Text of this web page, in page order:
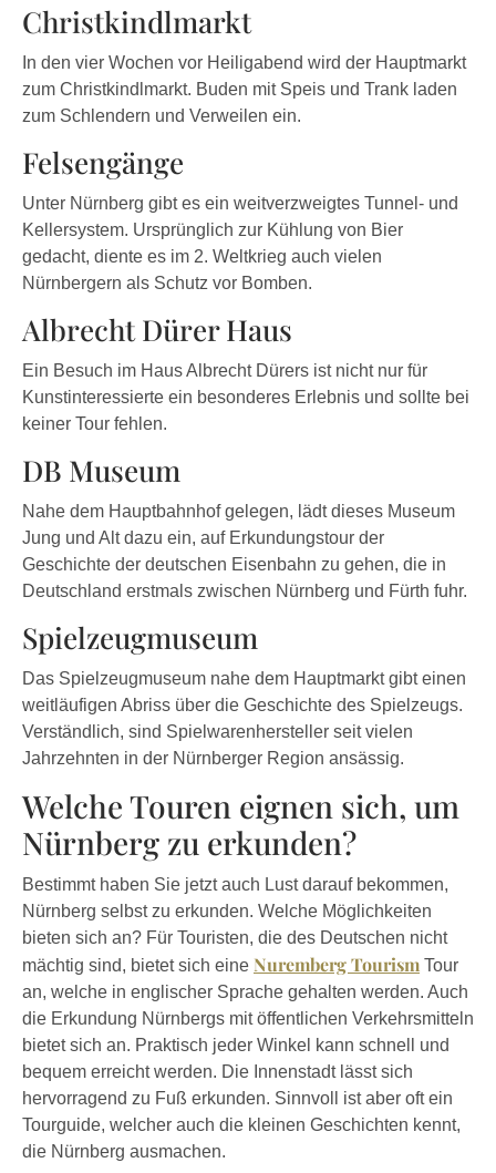
Christkindlmarkt
In den vier Wochen vor Heiligabend wird der Hauptmarkt
zum Christkindlmarkt. Buden mit Speis und Trank laden
zum Schlendern und Verweilen ein.
Felsengänge
Unter Nürnberg gibt es ein weitverzweigtes Tunnel- und
Kellersystem. Ursprünglich zur Kühlung von Bier
gedacht, diente es im 2. Weltkrieg auch vielen
Nürnbergern als Schutz vor Bomben.
Albrecht Dürer Haus
Ein Besuch im Haus Albrecht Dürers ist nicht nur für
Kunstinteressierte ein besonderes Erlebnis und sollte bei
keiner Tour fehlen.
DB Museum
Nahe dem Hauptbahnhof gelegen, lädt dieses Museum
Jung und Alt dazu ein, auf Erkundungstour der
Geschichte der deutschen Eisenbahn zu gehen, die in
Deutschland erstmals zwischen Nürnberg und Fürth fuhr.
Spielzeugmuseum
Das Spielzeugmuseum nahe dem Hauptmarkt gibt einen
weitläufigen Abriss über die Geschichte des Spielzeugs.
Verständlich, sind Spielwarenhersteller seit vielen
Jahrzehnten in der Nürnberger Region ansässig.
Welche Touren eignen sich, um
Nürnberg zu erkunden?
Bestimmt haben Sie jetzt auch Lust darauf bekommen,
Nürnberg selbst zu erkunden. Welche Möglichkeiten
bieten sich an? Für Touristen, die des Deutschen nicht
mächtig sind, bietet sich eine Nuremberg Tourism Tour
an, welche in englischer Sprache gehalten werden. Auch
die Erkundung Nürnbergs mit öffentlichen Verkehrsmitteln
bietet sich an. Praktisch jeder Winkel kann schnell und
bequem erreicht werden. Die Innenstadt lässt sich
hervorragend zu Fuß erkunden. Sinnvoll ist aber oft ein
Tourguide, welcher auch die kleinen Geschichten kennt,
die Nürnberg ausmachen.